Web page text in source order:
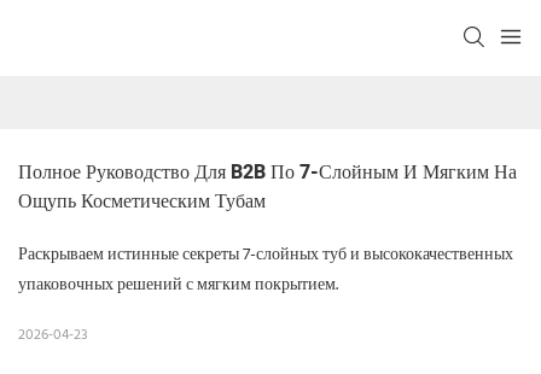
Полное Руководство Для B2B По 7-Слойным И Мягким На
Ощупь Косметическим Тубам
Раскрываем истинные секреты 7-слойных туб и высококачественных
упаковочных решений с мягким покрытием.
2026-04-23